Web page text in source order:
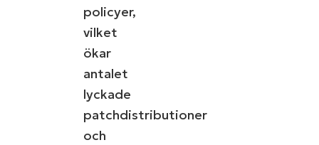
policyer,
vilket
ökar
antalet
lyckade
patchdistributioner
och